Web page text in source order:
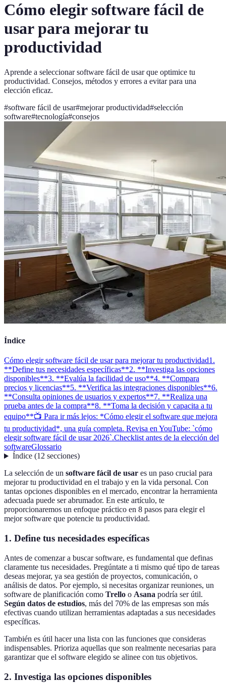
Cómo elegir software fácil de
usar para mejorar tu
productividad
Aprende a seleccionar software fácil de usar que optimice tu
productividad. Consejos, métodos y errores a evitar para una
elección eficaz.
#software fácil de usar#mejorar productividad#selección
software#tecnología#consejos
Índice
Cómo elegir software fácil de usar para mejorar tu productividad1.
**Define tus necesidades específicas**2. **Investiga las opciones
disponibles**3. **Evalúa la facilidad de uso**4. **Compara
precios y licencias**5. **Verifica las integraciones disponibles**6.
**Consulta opiniones de usuarios y expertos**7. **Realiza una
prueba antes de la compra**8. **Toma la decisión y capacita a tu
equipo**📺 Para ir más lejos: *Cómo elegir el software que mejora
tu productividad*, una guía completa. Revisa en YouTube: `cómo
elegir software fácil de usar 2026`.Checklist antes de la elección del
softwareGlossario
Índice(12 secciones)
La selección de un software fácil de usar es un paso crucial para
mejorar tu productividad en el trabajo y en la vida personal. Con
tantas opciones disponibles en el mercado, encontrar la herramienta
adecuada puede ser abrumador. En este artículo, te
proporcionaremos un enfoque práctico en 8 pasos para elegir el
mejor software que potencie tu productividad.
1. Define tus necesidades específicas
Antes de comenzar a buscar software, es fundamental que definas
claramente tus necesidades. Pregúntate a ti mismo qué tipo de tareas
deseas mejorar, ya sea gestión de proyectos, comunicación, o
análisis de datos. Por ejemplo, si necesitas organizar reuniones, un
software de planificación como Trello o Asana podría ser útil.
Según datos de estudios, más del 70% de las empresas son más
efectivas cuando utilizan herramientas adaptadas a sus necesidades
específicas.
También es útil hacer una lista con las funciones que consideras
indispensables. Prioriza aquellas que son realmente necesarias para
garantizar que el software elegido se alinee con tus objetivos.
2. Investiga las opciones disponibles